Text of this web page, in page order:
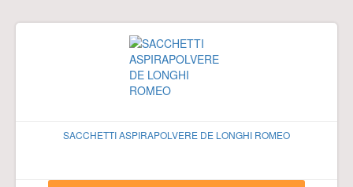
SACCHETTI ASPIRAPOLVERE DE LONGHI ROMEO